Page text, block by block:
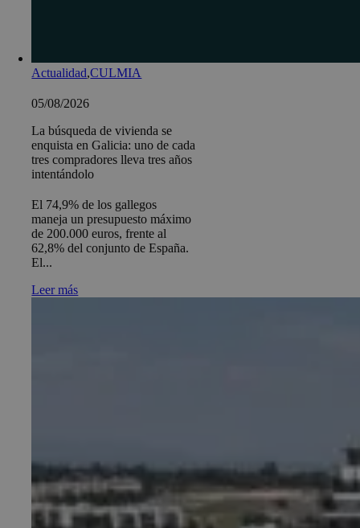
Actualidad,CULMIA
05/08/2026
La búsqueda de vivienda se
enquista en Galicia: uno de cada
tres compradores lleva tres años
intentándolo
El 74,9% de los gallegos
maneja un presupuesto máximo
de 200.000 euros, frente al
62,8% del conjunto de España.
El...
Leer más